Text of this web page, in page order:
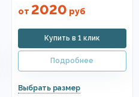
от 2020 руб